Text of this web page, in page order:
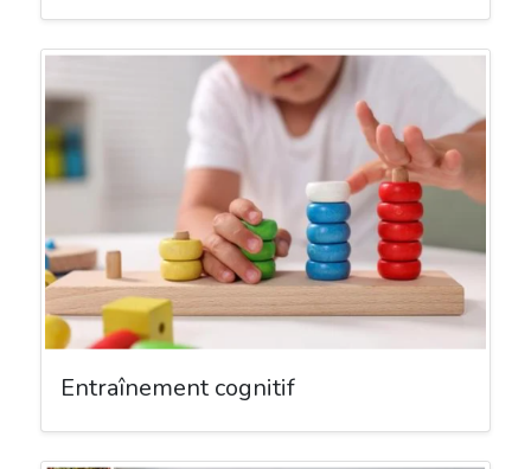
Entraînement cognitif